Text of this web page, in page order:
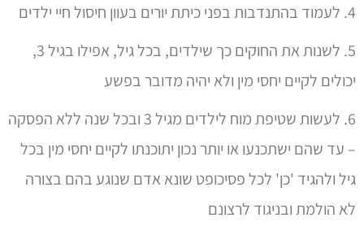
4. לעמוד בהתנדבות בפני כיתת יורים בעוון חיסול חיי ילדים
5. לשנות את החוקים כך שילדים, בכל גיל, אפילו בגיל 3,
יכולים לקיים יחסי מין ולא יהיה מדובר בפשע
6. לעשות שטיפת מוח לילדים מגיל 3 ובכל שנה ללא הפסקה
– עד שהם ישתכנעו או יותר נכון יתוכנתו לקיים יחסי מין בכל
גיל ולהגיד 'כן' לכל פסיכופט שונא אדם שנוגע בהם בצורה
לא הולמת ובניגוד לרצונם